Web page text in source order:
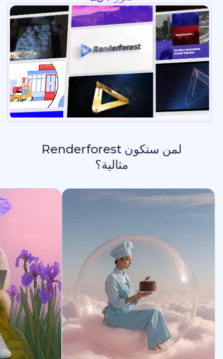
لمن ستكون Renderforest